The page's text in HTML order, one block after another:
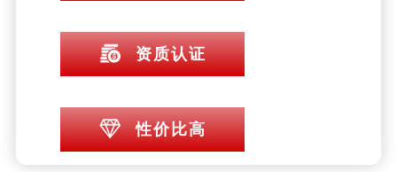
资质认证
性价比高